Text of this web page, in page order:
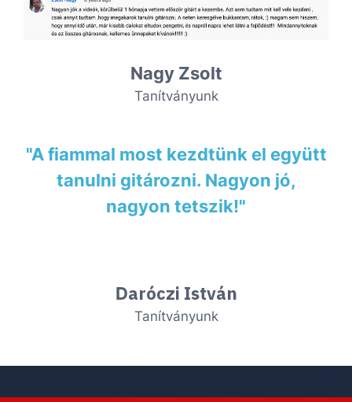
Nagy Zsolt
Tanítványunk
"A fiammal most kezdtünk el együtt
tanulni gitározni. Nagyon jó,
nagyon tetszik!"
Daróczi István
Tanítványunk